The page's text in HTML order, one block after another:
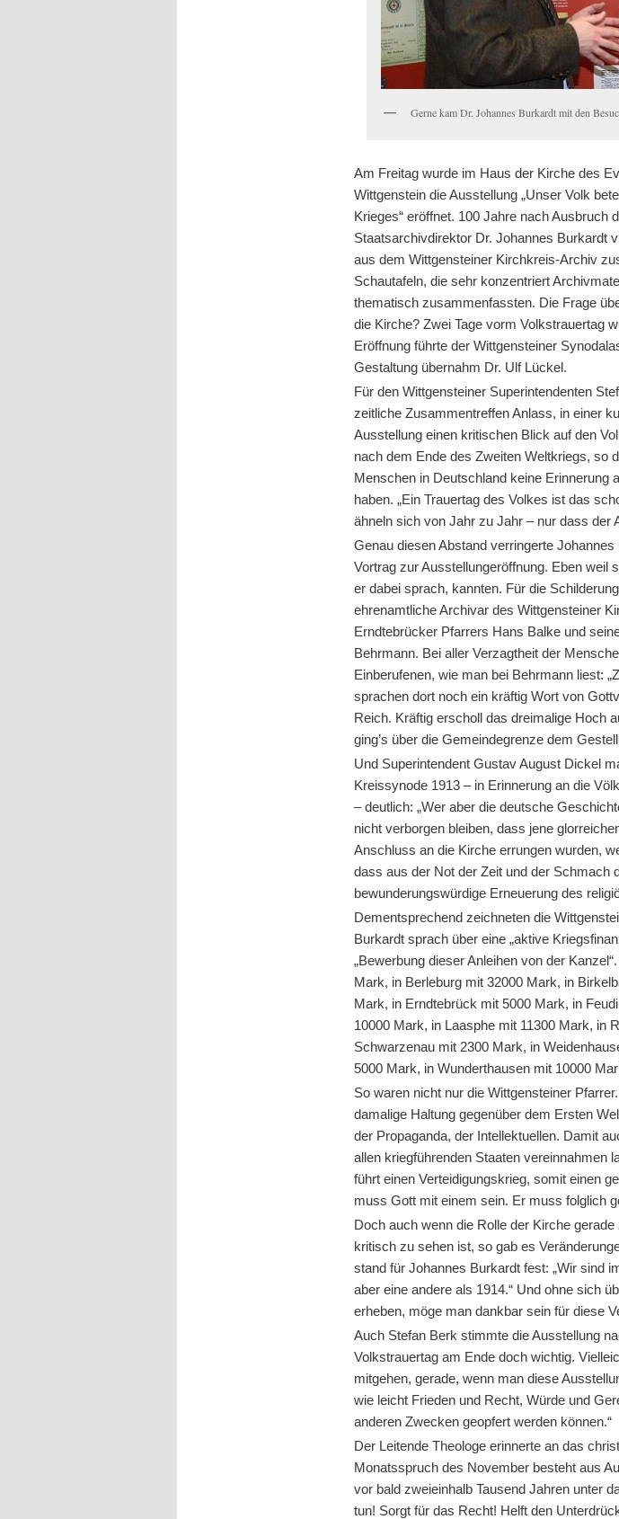
Gerne kam Dr. Johannes Burkardt mit den
Am Freitag wurde im Haus der Kirche des
Wittgenstein die Ausstellung „Unser Volk
Krieges“ eröffnet. 100 Jahre nach Ausbruch
Staatsarchivdirektor Dr. Johannes Burkardt
aus dem Wittgensteiner Kirchkreis-Archiv
Schautafeln, die sehr konzentriert
thematisch zusammenfassten. Die Frage
die Kirche? Zwei Tage vorm Volkstrauertag
Eröffnung führte der Wittgensteiner
Gestaltung übernahm Dr. Ulf Lückel.
Für den Wittgensteiner Superintendenten
zeitliche Zusammentreffen Anlass, in einer
Ausstellung einen kritischen Blick auf den
nach dem Ende des Zweiten Weltkriegs, so
Menschen in Deutschland keine Erinnerung
haben. „Ein Trauertag des Volkes ist das
ähneln sich von Jahr zu Jahr – nur dass der
Genau diesen Abstand verringerte
Vortrag zur Ausstellungeröffnung. Eben weil
er dabei sprach, kannten. Für die
ehrenamtliche Archivar des Wittgensteiner
Erndtebrücker Pfarrers Hans Balke und
Behrmann. Bei aller Verzagtheit der
Einberufenen, wie man bei Behrmann liest:
sprachen dort noch ein kräftig Wort von
Reich. Kräftig erscholl das dreimalige Hoch
ging’s über die Gemeindegrenze dem
Und Superintendent Gustav August Dickel
Kreissynode 1913 – in Erinnerung an die
– deutlich: „Wer aber die deutsche
nicht verborgen bleiben, dass jene
Anschluss an die Kirche errungen wurden,
dass aus der Not der Zeit und der Schmach
bewunderungswürdige Erneuerung des
Dementsprechend zeichneten die
Burkardt sprach über eine „aktive
„Bewerbung dieser Anleihen von der
Mark, in Berleburg mit 32000 Mark, in
Mark, in Erndtebrück mit 5000 Mark, in
10000 Mark, in Laasphe mit 11300 Mark, in
Schwarzenau mit 2300 Mark, in
5000 Mark, in Wunderthausen mit 10000
So waren nicht nur die Wittgensteiner
damalige Haltung gegenüber dem Ersten
der Propaganda, der Intellektuellen. Damit
allen kriegführenden Staaten vereinnahmen
führt einen Verteidigungskrieg, somit einen
muss Gott mit einem sein. Er muss folglich
Doch auch wenn die Rolle der Kirche
kritisch zu sehen ist, so gab es
stand für Johannes Burkardt fest: „Wir sind
aber eine andere als 1914.“ Und ohne sich
erheben, möge man dankbar sein für diese
Auch Stefan Berk stimmte die Ausstellung
Volkstrauertag am Ende doch wichtig.
mitgehen, gerade, wenn man diese
wie leicht Frieden und Recht, Würde und
anderen Zwecken geopfert werden können.“
Der Leitende Theologe erinnerte an das
Monatsspruch des November besteht aus
vor bald zweieinhalb Tausend Jahren unter
tun! Sorgt für das Recht! Helft den